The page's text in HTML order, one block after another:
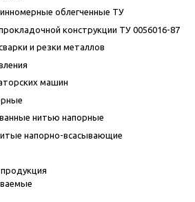
облегченные ТУ
конструкции ТУ 0056016-87
и резки металлов
машин
нитью напорные
напорно-всасывающие